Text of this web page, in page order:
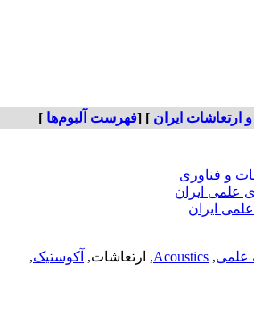
ایران] [فهرست آلبوم‌ها]
و فناوری
ایران
ایران
,
Acoustics, ارتعاشات,آکوستیک,